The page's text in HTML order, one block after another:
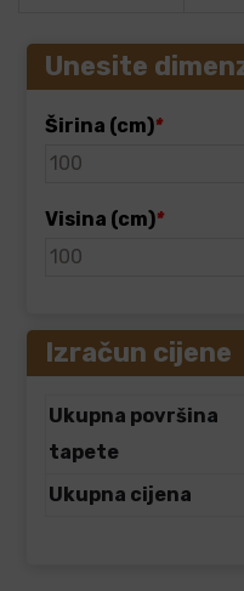
Unesite
Širina (cm)*
Visina (cm)*
Izračun cijene
Ukupna površina
tapete
Ukupna cijena